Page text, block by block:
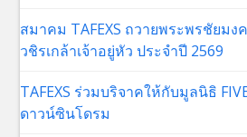
สมาคม TAFEXS ถวายพระพรชัยมง
วชิรเกล้าเจ้าอยู่หัว ประจำปี 2569
TAFEXS ร่วมบริจาคให้กับมูลนิธิ
ดาวน์ซินโดรม